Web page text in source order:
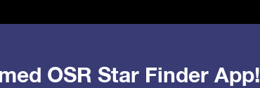
OSR Star Finder App!